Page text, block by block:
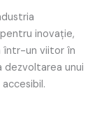
inovație,
într-un viitor în
dezvoltarea unui